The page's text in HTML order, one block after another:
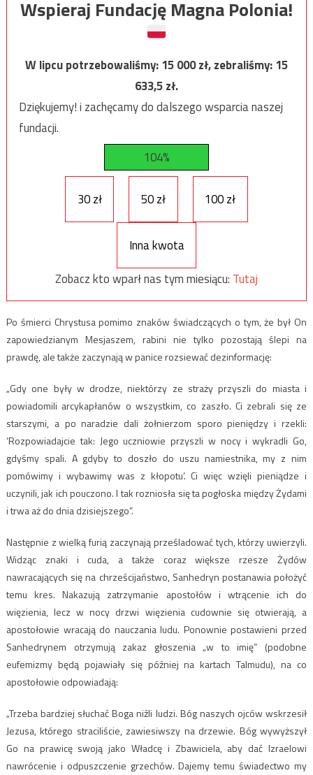
Wspieraj Fundację Magna Polonia!
W lipcu potrzebowaliśmy:15 000zł, zebraliśmy:15
633,5zł.
Dziękujemy! i zachęcamy do dalszego wsparcia naszej
fundacji.
104%
30 zł 50 zł 100 zł
Inna kwota
Zobacz kto wparł nas tym miesiącu: Tutaj
Po śmierci Chrystusa pomimo znaków świadczących o tym, że był On
zapowiedzianym Mesjaszem, rabini nie tylko pozostają ślepi na
prawdę, ale także zaczynają w panice rozsiewać dezinformację:
„Gdy one były w drodze, niektórzy ze straży przyszli do miasta i
powiadomili arcykapłanów o wszystkim, co zaszło. Ci zebrali się ze
starszymi, a po naradzie dali żołnierzom sporo pieniędzy i rzekli:
‘Rozpowiadajcie tak: Jego uczniowie przyszli w nocy i wykradli Go,
gdyśmy spali. A gdyby to doszło do uszu namiestnika, my z nim
pomówimy i wybawimy was z kłopotu’. Ci więc wzięli pieniądze i
uczynili, jak ich pouczono. I tak rozniosła się ta pogłoska między Żydami
i trwa aż do dnia dzisiejszego”.
Następnie z wielką furią zaczynają prześladować tych, którzy uwierzyli.
Widząc znaki i cuda, a także coraz większe rzesze Żydów
nawracających się na chrześcijaństwo, Sanhedryn postanawia położyć
temu kres. Nakazują zatrzymanie apostołów i wtrącenie ich do
więzienia, lecz w nocy drzwi więzienia cudownie się otwierają, a
apostołowie wracają do nauczania ludu. Ponownie postawieni przed
Sanhedrynem otrzymują zakaz głoszenia „w to imię” (podobne
eufemizmy będą pojawiały się później na kartach Talmudu), na co
apostołowie odpowiadają:
„Trzeba bardziej słuchać Boga niźli ludzi. Bóg naszych ojców wskrzesił
Jezusa, którego straciliście, zawiesiwszy na drzewie. Bóg wywyższył
Go na prawicę swoją jako Władcę i Zbawiciela, aby dać Izraelowi
nawrócenie i odpuszczenie grzechów. Dajemy temu świadectwo my